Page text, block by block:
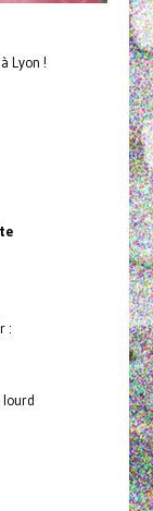
Lyon !
:
lourd